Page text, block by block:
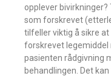
opplever
som forskrevet
tilfeller viktig å sikre
forskrevet legemiddel
pasienten rådgivning
behandlingen. Det